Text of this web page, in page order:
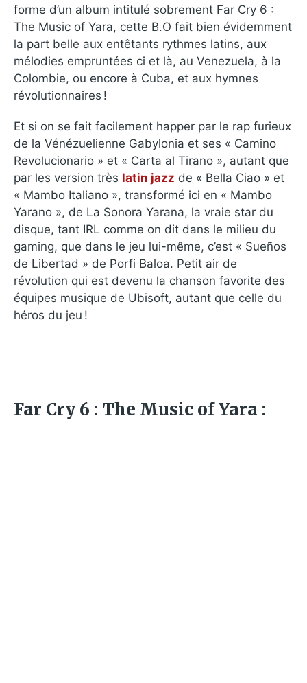
forme d’un album intitulé sobrement Far Cry 6 :
The Music of Yara, cette B.O fait bien évidemment
la part belle aux entêtants rythmes latins, aux
mélodies empruntées ci et là, au Venezuela, à la
Colombie, ou encore à Cuba, et aux hymnes
révolutionnaires !
Et si on se fait facilement happer par le rap furieux
de la Vénézuelienne Gabylonia et ses « Camino
Revolucionario » et « Carta al Tirano », autant que
par les version très latin jazz de « Bella Ciao » et
« Mambo Italiano », transformé ici en « Mambo
Yarano », de La Sonora Yarana, la vraie star du
disque, tant IRL comme on dit dans le milieu du
gaming, que dans le jeu lui-même, c’est « Sueños
de Libertad » de Porfi Baloa. Petit air de
révolution qui est devenu la chanson favorite des
équipes musique de Ubisoft, autant que celle du
héros du jeu !
Far Cry 6 : The Music of Yara :